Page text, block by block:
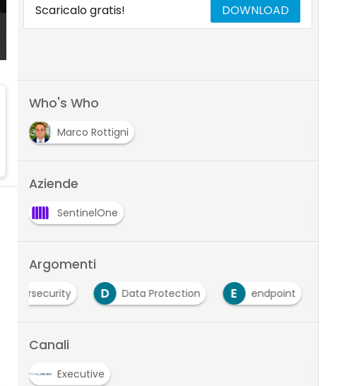
Scaricalo gratis! DOWNLOAD
Who's Who
Marco Rottigni
Aziende
SentinelOne
Argomenti
Cybersecurity D Data Protection E endpoint
Canali
Executive